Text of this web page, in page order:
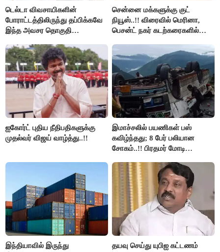
டெல்டா விவசாயிகளின்
போராட்டத்திலிருந்து தப்பிக்கவே
இந்த அவசர தொகுதி
அரங்கேற்றுகிறார் முதலமைச்சர் -
திமுக ஐடி விங்..!!
சென்னை மக்களுக்கு குட்
நியூஸ்..!! விரைவில் மெரினா,
பெசன்ட் நகர் கடற்கரைகளில்
ஐகோர்ட் புதிய நீதிபதிகளுக்கு
முதல்வர் விஜய் வாழ்த்து..!!
இமாச்சலில் பயணிகள் பஸ்
கவிழ்ந்தது; 8 பேர் பலியான
சோகம்..!! பிரதமர் மோடி
இந்தியாவில் இருந்து
தயவு செய்து யுபிஐ கட்டணம்